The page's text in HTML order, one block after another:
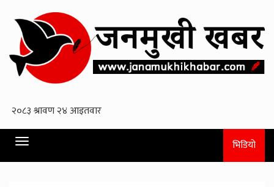
Toggle
navigation
भिडियो